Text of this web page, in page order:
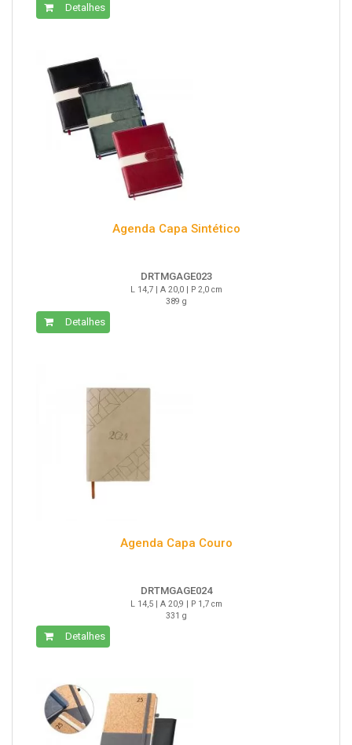
Detalhes
Agenda Capa Sintético
DRTMGAGE023
L 14,7 | A 20,0 | P 2,0 cm
389 g
Detalhes
Agenda Capa Couro
DRTMGAGE024
L 14,5 | A 20,9 | P 1,7 cm
331 g
Detalhes